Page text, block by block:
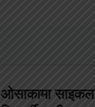
ओसाकामा साइकल